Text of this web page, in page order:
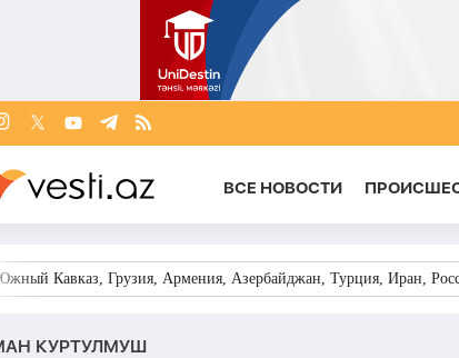
ВСЕ НОВОСТИ
Кавказ, Грузия, Армения, Азербайджан, Турция, Иран,
КУРТУЛМУШ